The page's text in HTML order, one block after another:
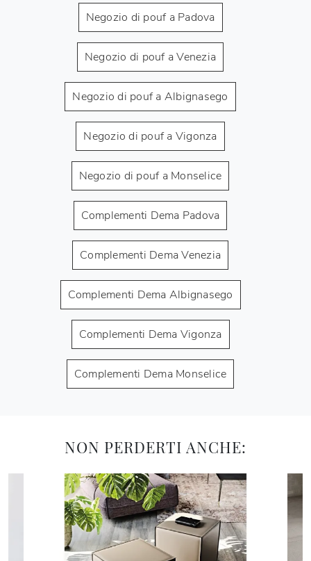
Negozio di pouf a Padova
Negozio di pouf a Venezia
Negozio di pouf a Albignasego
Negozio di pouf a Vigonza
Negozio di pouf a Monselice
Complementi Dema Padova
Complementi Dema Venezia
Complementi Dema Albignasego
Complementi Dema Vigonza
Complementi Dema Monselice
NON PERDERTI ANCHE: